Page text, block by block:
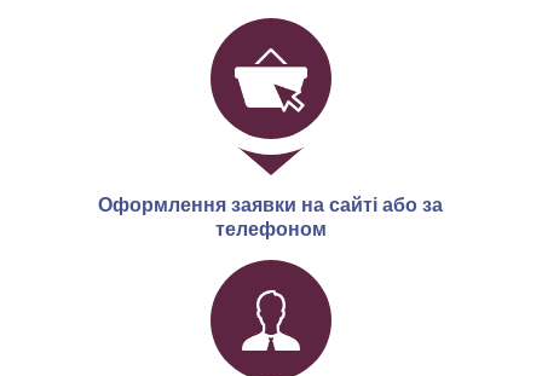
Оформлення заявки на сайті або за
телефоном